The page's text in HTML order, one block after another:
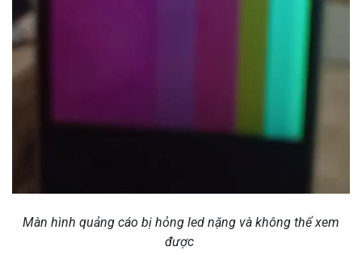
Màn hình quảng cáo bị hỏng led nặng và không thể xem
được